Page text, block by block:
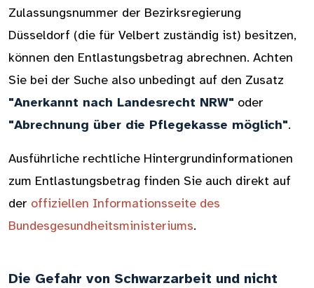
Zulassungsnummer der Bezirksregierung
Düsseldorf (die für Velbert zuständig ist) besitzen,
können den Entlastungsbetrag abrechnen. Achten
Sie bei der Suche also unbedingt auf den Zusatz
"Anerkannt nach Landesrecht NRW" oder
"Abrechnung über die Pflegekasse möglich".
Ausführliche rechtliche Hintergrundinformationen
zum Entlastungsbetrag finden Sie auch direkt auf
der offiziellen Informationsseite des
Bundesgesundheitsministeriums.
Die Gefahr von Schwarzarbeit und nicht